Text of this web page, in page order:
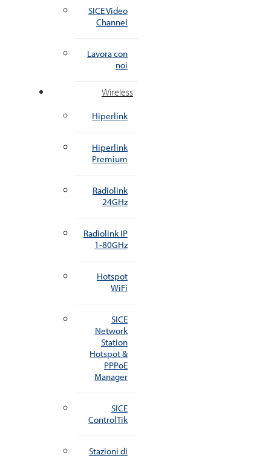
SICE Video
Channel
Lavora con
noi
Wireless
Hiperlink
Hiperlink
Premium
Radiolink
24GHz
Radiolink IP
1-80GHz
Hotspot
WiFi
SICE
Network
Station
Hotspot &
PPPoE
Manager
SICE
ControlTik
Stazioni di